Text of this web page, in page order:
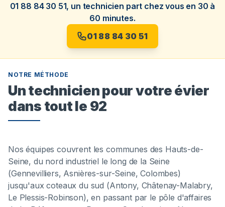
01 88 84 30 51, un technicien part chez vous en 30 à
60 minutes.
01 88 84 30 51
NOTRE MÉTHODE
Un technicien pour votre évier
dans tout le 92
Nos équipes couvrent les communes des Hauts-de-
Seine, du nord industriel le long de la Seine
(Gennevilliers, Asnières-sur-Seine, Colombes)
jusqu'aux coteaux du sud (Antony, Châtenay-Malabry,
Le Plessis-Robinson), en passant par le pôle d'affaires